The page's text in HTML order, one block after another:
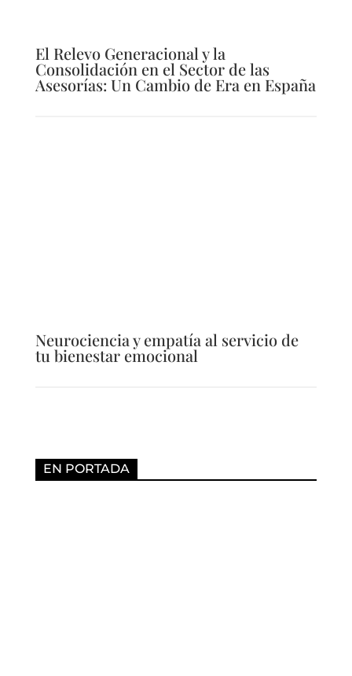
El Relevo Generacional y la
Consolidación en el Sector de las
Asesorías: Un Cambio de Era en España
Neurociencia y empatía al servicio de
tu bienestar emocional
EN PORTADA